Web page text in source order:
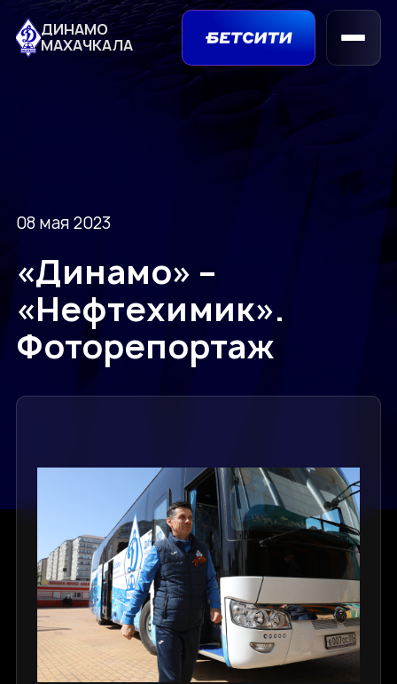
ДИНАМО
МАХАЧКАЛА
08 мая 2023
«Динамо» –
«Нефтехимик».
Фоторепортаж